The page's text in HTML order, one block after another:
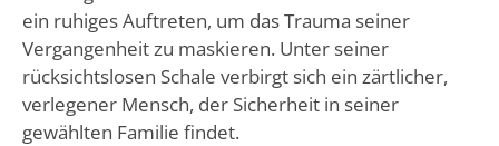
ein ruhiges Auftreten, um das Trauma seiner
Vergangenheit zu maskieren. Unter seiner
rücksichtslosen Schale verbirgt sich ein zärtlicher,
verlegener Mensch, der Sicherheit in seiner
gewählten Familie findet.